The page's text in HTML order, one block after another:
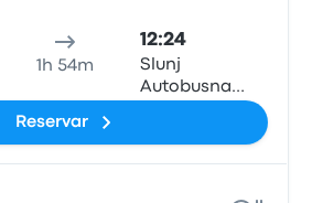
1h 54m
12:24
Slunj
Autobusna
Reservar